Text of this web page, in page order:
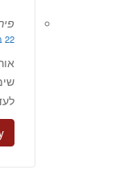
22 בינואר 2015 at 14:25